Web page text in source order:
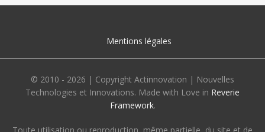
Mentions légales
© 2010 - 2026 | Copyright Actinnovation | Nouvelles
Technologies et Innovations. Made with Love in Reverie
Framework.